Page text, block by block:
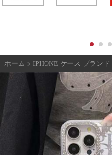
ホーム > IPHONE ケース ブランド